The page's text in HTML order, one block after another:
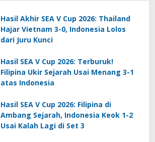
Hasil Akhir SEA V Cup 2026: Thailand
Hajar Vietnam 3-0, Indonesia Lolos
dari Juru Kunci
Hasil SEA V Cup 2026: Terburuk!
Filipina Ukir Sejarah Usai Menang 3-1
atas Indonesia
Hasil SEA V Cup 2026: Filipina di
Ambang Sejarah, Indonesia Keok 1-2
Usai Kalah Lagi di Set 3